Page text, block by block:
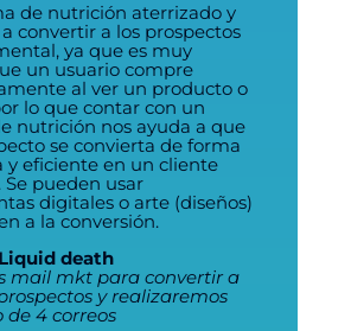
de nutrición aterrizado y
convertir a los prospectos
ya que es muy
un usuario compre
al ver un producto o
lo que contar con un
nutrición nos ayuda a que
se convierta de forma
y eficiente en un cliente
Se pueden usar
digitales o arte (diseños)
a la conversión.
death
mail mkt para convertir a
y realizaremos
de 4 correos